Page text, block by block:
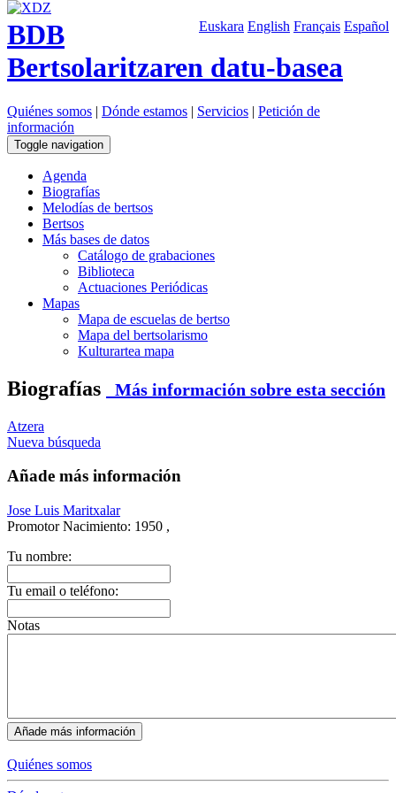
Euskara English Français Español
BDB
Bertsolaritzaren datu-basea
Quiénes somos | Dónde estamos | Servicios | Petición de
información
Toggle navigation
Agenda
Biografías
Melodías de bertsos
Bertsos
Más bases de datos
Catálogo de grabaciones
Biblioteca
Actuaciones Periódicas
Mapas
Mapa de escuelas de bertso
Mapa del bertsolarismo
Kulturartea mapa
Biografías Más información sobre esta sección
Atzera
Nueva búsqueda
Añade más información
Jose Luis Maritxalar
PromotorNacimiento: 1950 ,
Tu nombre:
Tu email o teléfono:
Notas
Quiénes somos